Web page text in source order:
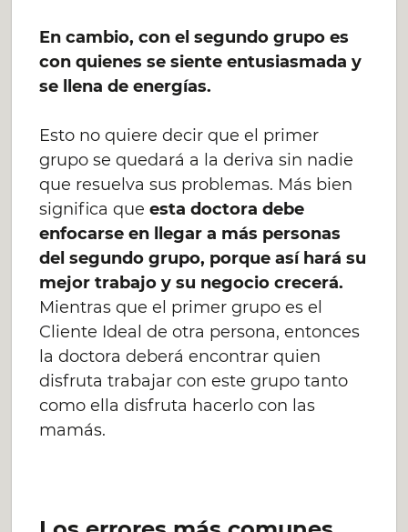
En cambio, con el segundo grupo es
con quienes se siente entusiasmada y
se llena de energías.
Esto no quiere decir que el primer
grupo se quedará a la deriva sin nadie
que resuelva sus problemas. Más bien
significa queesta doctora debe
enfocarse en llegar a más personas
del segundo grupo, porque así hará su
mejor trabajo y su negocio crecerá.
Mientras que el primer grupo es el
Cliente Ideal de otra persona, entonces
la doctora deberá encontrar quien
disfruta trabajar con este grupo tanto
como ella disfruta hacerlo con las
mamás.